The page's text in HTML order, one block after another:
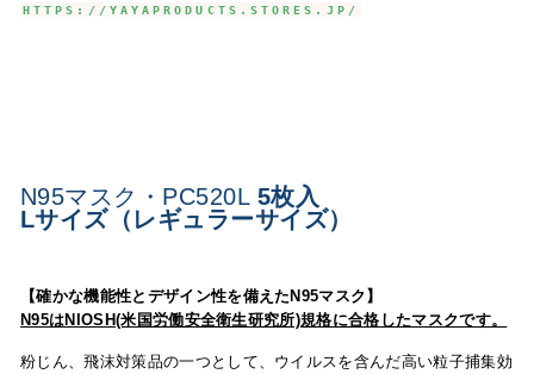
HTTPS://YAYAPRODUCTS.STORES.JP/
N95マスク・PC520L 5枚入
Lサイズ（レギュラーサイズ）
【確かな機能性とデザイン性を備えたN95マスク】
N95はNIOSH(米国労働安全衛生研究所)規格に合格したマスクです。
粉じん、飛沫対策品の一つとして、ウイルスを含んだ高い粒子捕集効